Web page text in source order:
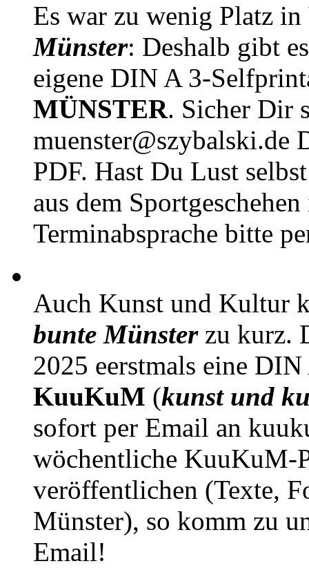
Es war zu wenig Platz in
Münster: Deshalb gibt
eigene DIN A 3-
MÜNSTER. Sicher Dir
muenster@szybalski.de
PDF. Hast Du Lust
aus dem
Terminabsprache bitte
Auch Kunst und Kultur
bunte Münsterzu kurz.
2025 eerstmals eine
KuuKuM (kunst und
sofort per Email an
wöchentliche KuuKuM-
veröffentlichen (Texte,
Münster), so komm zu
Email!